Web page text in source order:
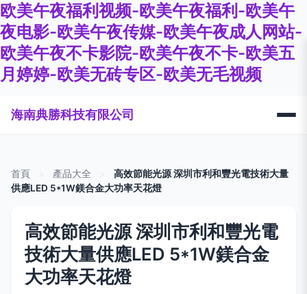
欧美午夜福利视频-欧美午夜福利-欧美午
夜电影-欧美午夜传媒-欧美午夜成人网站-
欧美午夜不卡影院-欧美午夜不卡-欧美五
月婷婷-欧美无砖专区-欧美无毛视频
海南典勝科技有限公司
首頁 產品大全
高效節能光源 深圳市利和豐光電技術大量
供應LED 5*1W鎂合金大功率天花燈
高效節能光源 深圳市利和豐光電
技術大量供應LED 5*1W鎂合金
大功率天花燈